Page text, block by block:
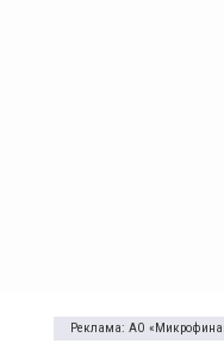
Реклама: АО